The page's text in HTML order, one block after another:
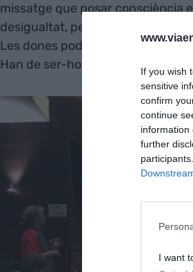
If you wish
sensitive
confirm
continue
information
further
I want
missatge que posar consciència
desigualtat, però lamenta que
Les dones poden ser directives.
Han de ser-ho.